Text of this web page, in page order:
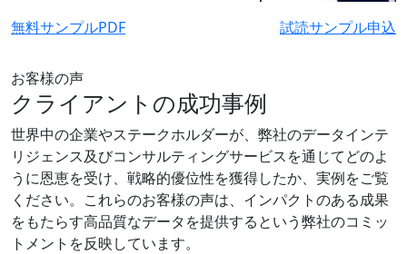
無料サンプルPDF 試読サンプル申込
お客様の声
クライアントの成功事例
世界中の企業やステークホルダーが、弊社のデータインテ
リジェンス及びコンサルティングサービスを通じてどのよ
うに恩恵を受け、戦略的優位性を獲得したか、実例をご覧
ください。これらのお客様の声は、インパクトのある成果
をもたらす高品質なデータを提供するという弊社のコミッ
トメントを反映しています。